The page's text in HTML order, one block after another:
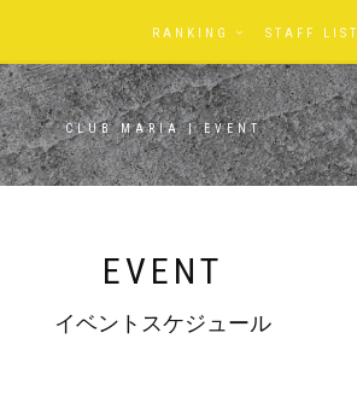
RANKING STAFF LIST
CLUB MARIA | EVENT
EVENT
イベントスケジュール